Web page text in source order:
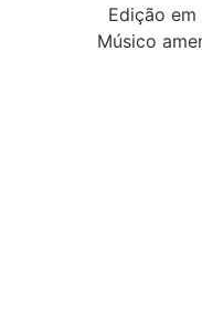
Edição
Músico